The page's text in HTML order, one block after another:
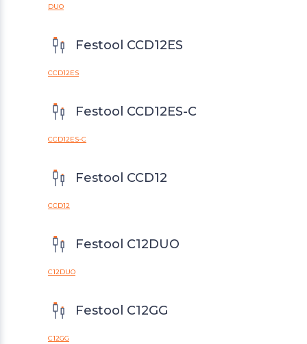
DUO
Festool CCD12ES
CCD12ES
Festool CCD12ES-C
CCD12ES-C
Festool CCD12
CCD12
Festool C12DUO
C12DUO
Festool C12GG
C12GG